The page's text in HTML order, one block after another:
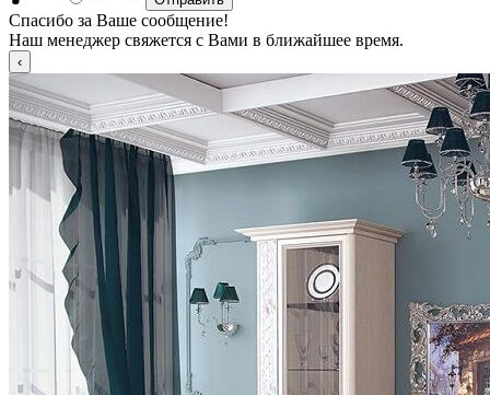
Спасибо за Ваше сообщение!
Наш менеджер свяжется с Вами в ближайшее время.